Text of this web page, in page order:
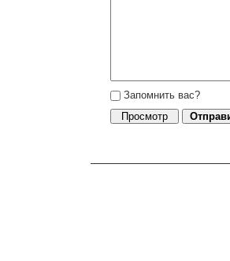
Запомнить вас?